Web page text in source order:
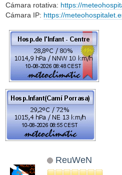
Cámara rotativa: https://
Cámara IP: https://
ReuWeN